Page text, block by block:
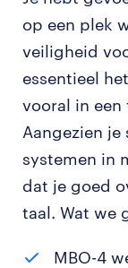
op een plek
veiligheid
essentieel
vooral in
Aangezien je
systemen in
dat je goed
taal. Wat we
MBO-4